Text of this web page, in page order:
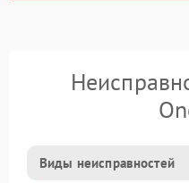
Виды неисправностей